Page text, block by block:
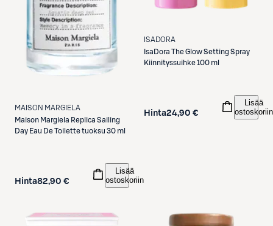
MAISON MARGIELA
Maison Margiela Replica Sailing
Day Eau De Toilette tuoksu 30 ml
Hinta82,90 €
Lisää
ostoskoriin
ISADORA
IsaDora The Glow Setting Spray
Kiinnityssuihke 100 ml
Hinta24,90 €
Lisää
ostoskoriin